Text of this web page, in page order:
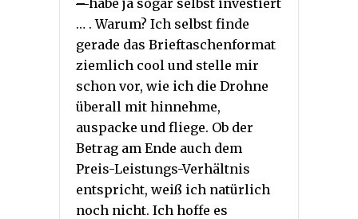
… . Warum? Ich selbst finde
gerade das Brieftaschenformat
ziemlich cool und stelle mir
schon vor, wie ich die Drohne
überall mit hinnehme,
auspacke und fliege. Ob der
Betrag am Ende auch dem
Preis-Leistungs-Verhältnis
entspricht, weiß ich natürlich
noch nicht. Ich hoffe es